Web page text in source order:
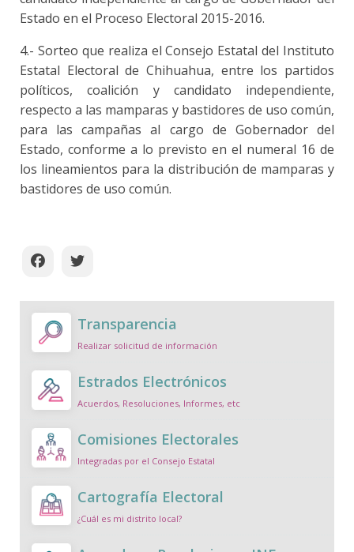
Estado en el Proceso Electoral 2015-2016.
4.- Sorteo que realiza el Consejo Estatal del Instituto
Estatal Electoral de Chihuahua, entre los partidos
políticos, coalición y candidato independiente,
respecto a las mamparas y bastidores de uso común,
para las campañas al cargo de Gobernador del
Estado, conforme a lo previsto en el numeral 16 de
los lineamientos para la distribución de mamparas y
bastidores de uso común.
Transparencia
Realizar solicitud de información
Estrados Electrónicos
Acuerdos, Resoluciones, Informes, etc
Comisiones Electorales
Integradas por el Consejo Estatal
Cartografía Electoral
¿Cuál es mi distrito local?